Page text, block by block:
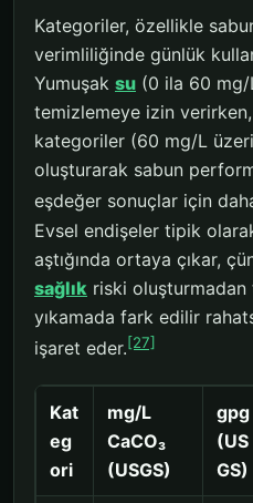
Kategoriler, özellikle
verimliliğinde günlük
Yumuşak su (0 ila 60
temizlemeye izin
kategoriler (60 mg/L
oluşturarak sabun
eşdeğer sonuçlar için
Evsel endişeler tipik
aştığında ortaya çıkar,
sağlık riski oluşturmadan
yıkamada fark edilir
işaret eder.[27]
Kat
eg
ori
mg/L
CaCO₃
(USGS)
gpg
(US
GS)